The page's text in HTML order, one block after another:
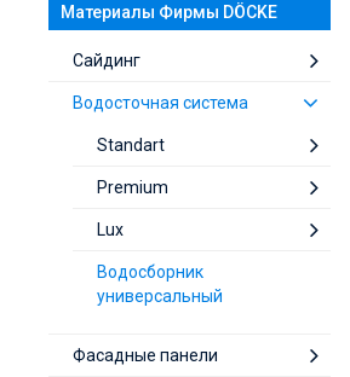
Материалы Фирмы DÖCKE
Cайдинг
Водосточная система
Standart
Premium
Lux
Водосборник
универсальный
Фасадные панели